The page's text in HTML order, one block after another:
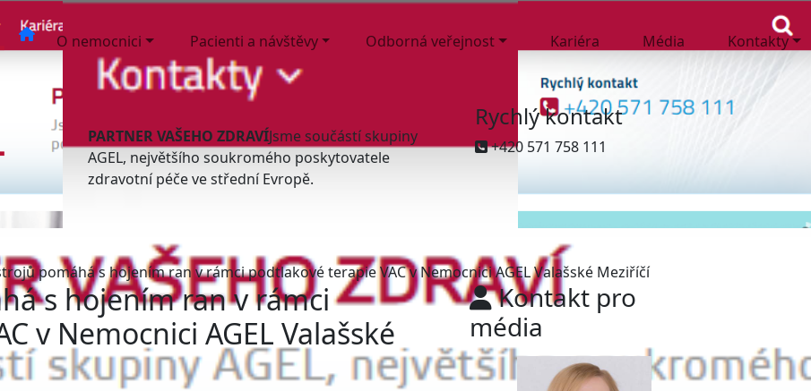
O nemocnici Pacienti a návštěvy Odborná veřejnost Kariéra Média Kontakty
PARTNER VAŠEHO ZDRAVÍJsme součástí skupiny
AGEL, největšího soukromého poskytovatele
zdravotní péče ve střední Evropě.
Rychlý kontakt
+420 571 758 111
pomáhá s hojením ran v rámci podtlakové terapie VAC v Nemocnici AGEL Valašské Meziříčí
s hojením ran v rámci
v Nemocnici AGEL Valašské
Kontakt pro
média